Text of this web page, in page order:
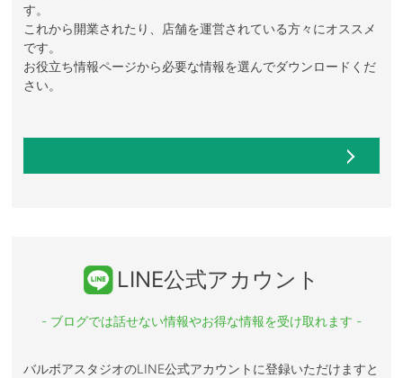
す。
これから開業されたり、店舗を運営されている方々にオススメ
です。
お役立ち情報ページから必要な情報を選んでダウンロードくだ
さい。
LINE公式アカウント
- ブログでは話せない情報やお得な情報を受け取れます -
バルボアスタジオのLINE公式アカウントに登録いただけますと